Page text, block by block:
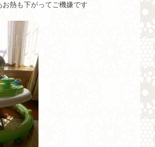
熱も下がってご機嫌です